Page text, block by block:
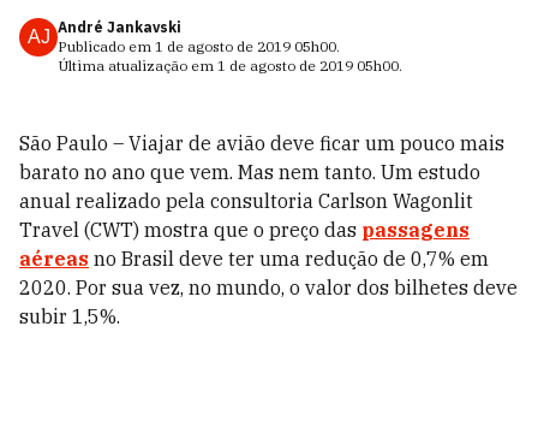
AJ André Jankavski
Publicado em 1 de agosto de 2019 05h00.
Última atualização em 1 de agosto de 2019 05h00.
São Paulo – Viajar de avião deve ficar um pouco mais
barato no ano que vem. Mas nem tanto. Um estudo
anual realizado pela consultoria Carlson Wagonlit
Travel (CWT) mostra que o preço das passagens
aéreas no Brasil deve ter uma redução de 0,7% em
2020. Por sua vez, no mundo, o valor dos bilhetes deve
subir 1,5%.